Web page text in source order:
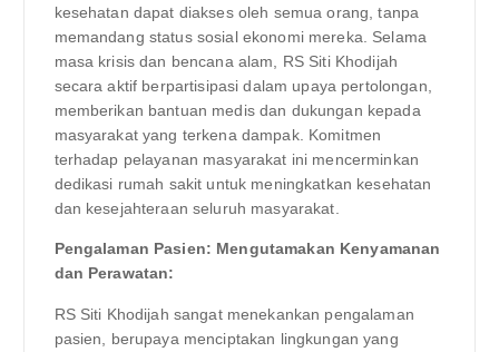
kesehatan dapat diakses oleh semua orang, tanpa
memandang status sosial ekonomi mereka. Selama
masa krisis dan bencana alam, RS Siti Khodijah
secara aktif berpartisipasi dalam upaya pertolongan,
memberikan bantuan medis dan dukungan kepada
masyarakat yang terkena dampak. Komitmen
terhadap pelayanan masyarakat ini mencerminkan
dedikasi rumah sakit untuk meningkatkan kesehatan
dan kesejahteraan seluruh masyarakat.
Pengalaman Pasien: Mengutamakan Kenyamanan
dan Perawatan:
RS Siti Khodijah sangat menekankan pengalaman
pasien, berupaya menciptakan lingkungan yang